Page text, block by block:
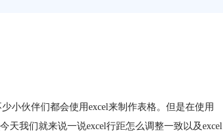
小伙伴们都会使用excel来制作表格。但是在使用
天我们就来说一说excel行距怎么调整一致以及excel